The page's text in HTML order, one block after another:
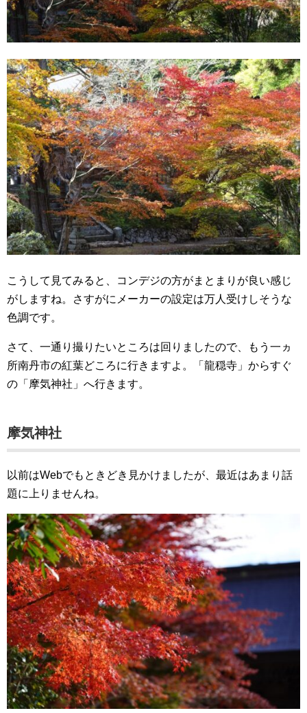
こうして見てみると、コンデジの方がまとまりが良い感じ
がしますね。さすがにメーカーの設定は万人受けしそうな
色調です。
さて、一通り撮りたいところは回りましたので、もう一ヵ
所南丹市の紅葉どころに行きますよ。「龍穏寺」からすぐ
の「摩気神社」へ行きます。
摩気神社
以前はWebでもときどき見かけましたが、最近はあまり話
題に上りませんね。